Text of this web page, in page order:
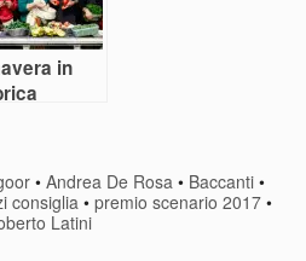
in
•Andrea De Rosa • Baccanti •
consiglia • premio scenario 2017 •
Latini